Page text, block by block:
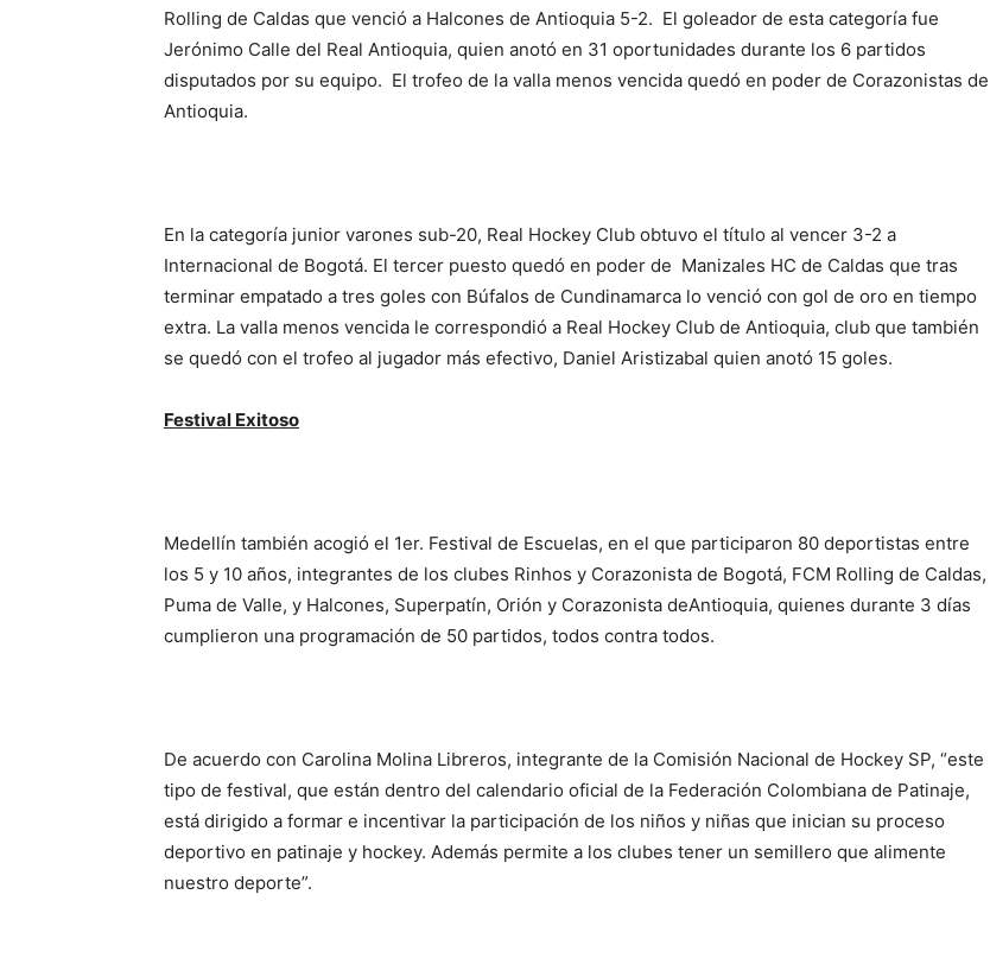
Rolling de Caldas que venció a Halcones de Antioquia 5-2. El goleador de esta categoría fue
Jerónimo Calle del Real Antioquia, quien anotó en 31 oportunidades durante los 6 partidos
disputados por su equipo. El trofeo de la valla menos vencida quedó en poder de Corazonistas de
Antioquia.
En la categoría junior varones sub-20, Real Hockey Club obtuvo el título al vencer 3-2 a
Internacional de Bogotá. El tercer puesto quedó en poder de Manizales HC de Caldas que tras
terminar empatado a tres goles con Búfalos de Cundinamarca lo venció con gol de oro en tiempo
extra. La valla menos vencida le correspondió a Real Hockey Club de Antioquia, club que también
se quedó con el trofeo al jugador más efectivo, Daniel Aristizabal quien anotó 15 goles.
Festival Exitoso
Medellín también acogió el 1er. Festival de Escuelas, en el que participaron 80 deportistas entre
los 5 y 10 años, integrantes de los clubes Rinhos y Corazonista de Bogotá, FCM Rolling de Caldas,
Puma de Valle, y Halcones, Superpatín, Orión y Corazonista deAntioquia, quienes durante 3 días
cumplieron una programación de 50 partidos, todos contra todos.
De acuerdo con Carolina Molina Libreros, integrante de la Comisión Nacional de Hockey SP, “este
tipo de festival, que están dentro del calendario oficial de la Federación Colombiana de Patinaje,
está dirigido a formar e incentivar la participación de los niños y niñas que inician su proceso
deportivo en patinaje y hockey. Además permite a los clubes tener un semillero que alimente
nuestro deporte”.